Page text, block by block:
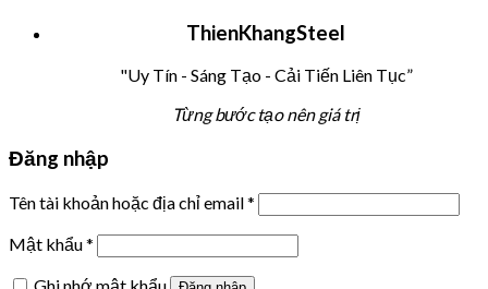
ThienKhangSteel
"Uy Tín - Sáng Tạo - Cải Tiến Liên Tục”
Từng bước tạo nên giá trị
Đăng nhập
Tên tài khoản hoặc địa chỉ email*
Mật khẩu*